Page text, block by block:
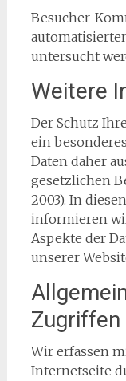
Besucher-
untersucht
Weitere
Der Schutz
ein
Daten daher
gesetzlichen
2003). In
informieren
Aspekte der
unserer
Zugriffen
Wir erfassen
Internetseite